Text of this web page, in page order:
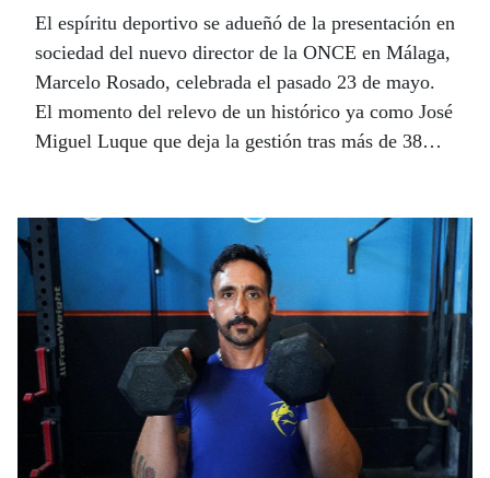
El espíritu deportivo se adueñó de la presentación en
sociedad del nuevo director de la ONCE en Málaga,
Marcelo Rosado, celebrada el pasado 23 de mayo.
El momento del relevo de un histórico ya como José
Miguel Luque que deja la gestión tras más de 38
nuevas metas. Acostumbrado a ganar en el campo
de fútbol, Rosado se marca ahora “hacer de Málaga
el corazón de la ONCE en Andalucía”. Lo dijo en
presencia del director general de la ONCE, Ángel
Sánchez, que definió a la ONCE como “una forma
de vida”, y de un alcalde de Málaga, y un
subdelegado del Gobierno en la provincia
comprometidos a seguir colaborando con el Grupo
Social ONCE.